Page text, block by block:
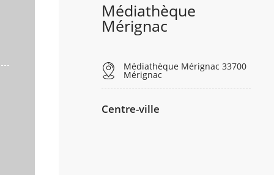
Médiathèque
Mérignac
Médiathèque Mérignac 33700
Mérignac
Centre-ville